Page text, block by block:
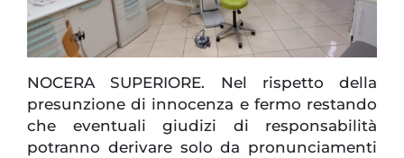
NOCERA SUPERIORE. Nel rispetto della
presunzione di innocenza e fermo restando
che eventuali giudizi di responsabilità
potranno derivare solo da pronunciamenti